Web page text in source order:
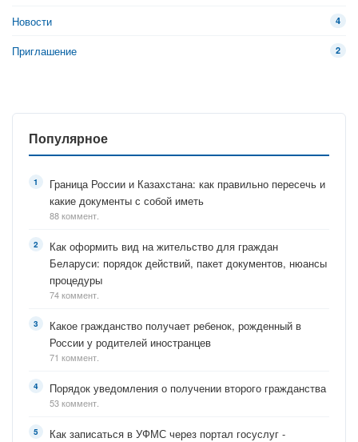
Новости 4
Приглашение 2
Популярное
Граница России и Казахстана: как правильно пересечь и
какие документы с собой иметь
88 коммент.
Как оформить вид на жительство для граждан
Беларуси: порядок действий, пакет документов, нюансы
процедуры
74 коммент.
Какое гражданство получает ребенок, рожденный в
России у родителей иностранцев
71 коммент.
Порядок уведомления о получении второго гражданства
53 коммент.
Как записаться в УФМС через портал госуслуг -